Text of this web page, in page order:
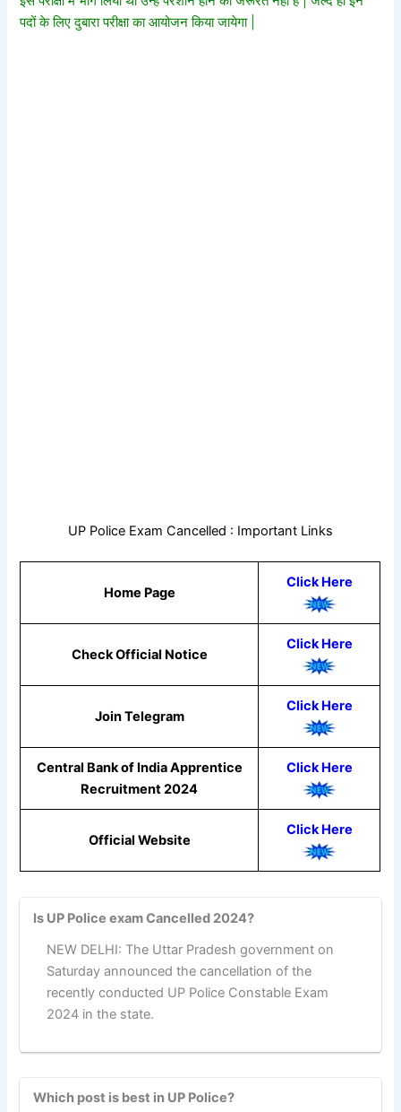
पदों के लिए दुबारा परीक्षा का आयोजन किया जायेगा |
UP Police Exam Cancelled : Important Links
Home Page
Click Here
Check Official Notice
Click Here
Join Telegram
Click Here
Central Bank of India Apprentice
Recruitment 2024
Click Here
Official Website
Click Here
Is UP Police exam Cancelled 2024?
NEW DELHI: The Uttar Pradesh government on
Saturday announced the cancellation of the
recently conducted UP Police Constable Exam
2024 in the state.
Which post is best in UP Police?